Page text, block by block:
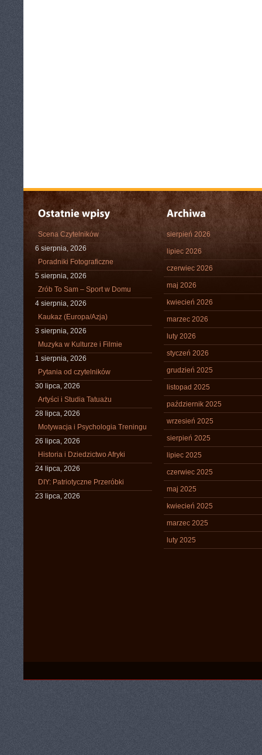
Scena Czytelników
6 sierpnia, 2026
Poradniki Fotograficzne
5 sierpnia, 2026
Zrób To Sam – Sport w Domu
4 sierpnia, 2026
Kaukaz (Europa/Azja)
3 sierpnia, 2026
Muzyka w Kulturze i Filmie
1 sierpnia, 2026
Pytania od czytelników
30 lipca, 2026
Artyści i Studia Tatuażu
28 lipca, 2026
Motywacja i Psychologia Treningu
26 lipca, 2026
Historia i Dziedzictwo Afryki
24 lipca, 2026
DIY: Patriotyczne Przeróbki
23 lipca, 2026
sierpień 2026
lipiec 2026
czerwiec 2026
maj 2026
kwiecień 2026
marzec 2026
luty 2026
styczeń 2026
grudzień 2025
listopad 2025
październik 2025
wrzesień 2025
sierpień 2025
lipiec 2025
czerwiec 2025
maj 2025
kwiecień 2025
marzec 2025
luty 2025